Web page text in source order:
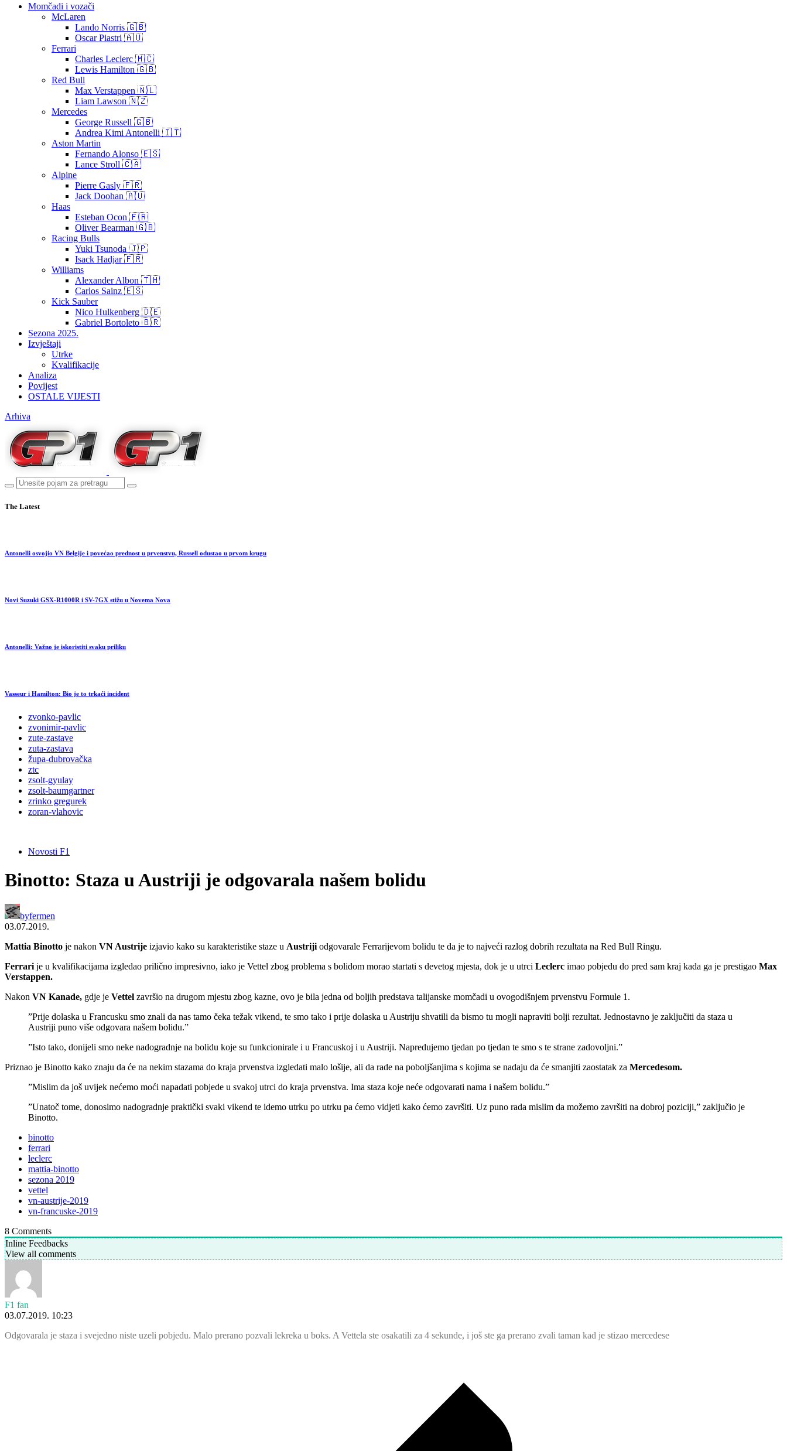
Momčadi i vozači
McLaren
Lando Norris 🇬🇧
Oscar Piastri 🇦🇺
Ferrari
Charles Leclerc 🇲🇨
Lewis Hamilton 🇬🇧
Red Bull
Max Verstappen 🇳🇱
Liam Lawson 🇳🇿
Mercedes
George Russell 🇬🇧
Andrea Kimi Antonelli 🇮🇹
Aston Martin
Fernando Alonso 🇪🇸
Lance Stroll 🇨🇦
Alpine
Pierre Gasly 🇫🇷
Jack Doohan 🇦🇺
Haas
Esteban Ocon 🇫🇷
Oliver Bearman 🇬🇧
Racing Bulls
Yuki Tsunoda 🇯🇵
Isack Hadjar 🇫🇷
Williams
Alexander Albon 🇹🇭
Carlos Sainz 🇪🇸
Kick Sauber
Nico Hulkenberg 🇩🇪
Gabriel Bortoleto 🇧🇷
Sezona 2025.
Izvještaji
Utrke
Kvalifikacije
Analiza
Povijest
OSTALE VIJESTI
Arhiva
The Latest
Antonelli osvojio VN Belgije i povećao prednost u prvenstvu, Russell odustao u prvom krugu
Novi Suzuki GSX-R1000R i SV-7GX stižu u Novema Nova
Antonelli: Važno je iskoristiti svaku priliku
Vasseur i Hamilton: Bio je to trkaći incident
zvonko-pavlic
zvonimir-pavlic
zute-zastave
zuta-zastava
župa-dubrovačka
ztc
zsolt-gyulay
zsolt-baumgartner
zrinko gregurek
zoran-vlahovic
Novosti F1
Binotto: Staza u Austriji je odgovarala našem bolidu
byfermen
03.07.2019.
Mattia Binotto je nakon VN Austrije izjavio kako su karakteristike staze u Austriji odgovarale Ferrarijevom bolidu te da je to najveći razlog dobrih rezultata na Red Bull Ringu.
Ferrari je u kvalifikacijama izgledao prilično impresivno, iako je Vettel zbog problema s bolidom morao startati s devetog mjesta, dok je u utrci Leclerc imao pobjedu do pred sam kraj kada ga je prestigao Max
Verstappen.
Nakon VN Kanade, gdje je Vettel završio na drugom mjestu zbog kazne, ovo je bila jedna od boljih predstava talijanske momčadi u ovogodišnjem prvenstvu Formule 1.
”Prije dolaska u Francusku smo znali da nas tamo čeka težak vikend, te smo tako i prije dolaska u Austriju shvatili da bismo tu mogli napraviti bolji rezultat. Jednostavno je zaključiti da staza u
Austriji puno više odgovara našem bolidu.”
”Isto tako, donijeli smo neke nadogradnje na bolidu koje su funkcionirale i u Francuskoj i u Austriji. Napredujemo tjedan po tjedan te smo s te strane zadovoljni.”
Priznao je Binotto kako znaju da će na nekim stazama do kraja prvenstva izgledati malo lošije, ali da rade na poboljšanjima s kojima se nadaju da će smanjiti zaostatak za Mercedesom.
”Mislim da još uvijek nećemo moći napadati pobjede u svakoj utrci do kraja prvenstva. Ima staza koje neće odgovarati nama i našem bolidu.”
”Unatoč tome, donosimo nadogradnje praktički svaki vikend te idemo utrku po utrku pa ćemo vidjeti kako ćemo završiti. Uz puno rada mislim da možemo završiti na dobroj poziciji,” zaključio je
Binotto.
binotto
ferrari
leclerc
mattia-binotto
sezona 2019
vettel
vn-austrije-2019
vn-francuske-2019
8 Comments
Inline Feedbacks
View all comments
F1 fan
03.07.2019. 10:23
Odgovarala je staza i svejedno niste uzeli pobjedu. Malo prerano pozvali lekreka u boks. A Vettela ste osakatili za 4 sekunde, i još ste ga prerano zvali taman kad je stizao mercedese